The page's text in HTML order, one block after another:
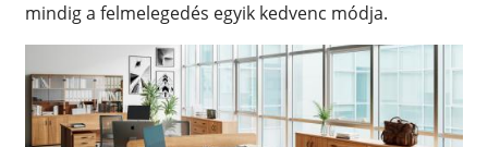
mindig a felmelegedés egyik kedvenc módja.